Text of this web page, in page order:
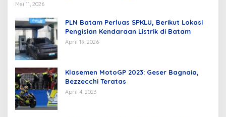
Mei 11, 2026
PLN Batam Perluas SPKLU, Berikut Lokasi
Pengisian Kendaraan Listrik di Batam
April 19, 2026
Klasemen MotoGP 2023: Geser Bagnaia,
Bezzecchi Teratas
April 4, 2023